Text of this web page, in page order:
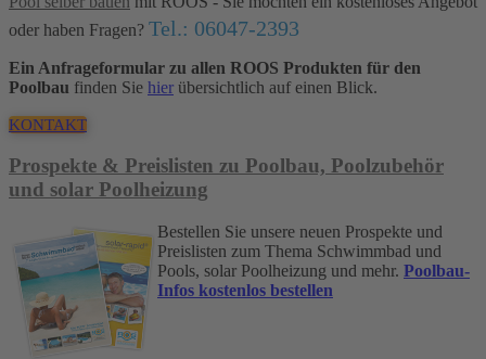
oder haben Fragen? Tel.: 06047-2393
Ein Anfrageformular zu allen ROOS Produkten für den
Poolbau finden Sie hier übersichtlich auf einen Blick.
KONTAKT
Prospekte & Preislisten zu Poolbau, Poolzubehör
und solar Poolheizung
Bestellen Sie unsere neuen Prospekte und
Preislisten zum Thema Schwimmbad und
Pools, solar Poolheizung und mehr. Poolbau-
Infos kostenlos bestellen